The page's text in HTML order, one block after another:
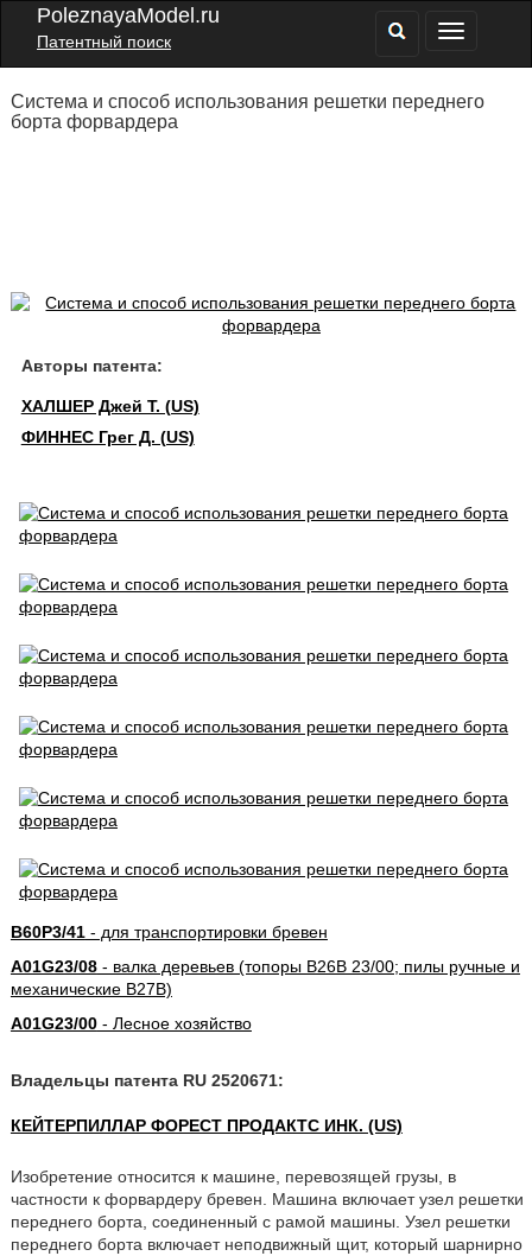
PoleznayaModel.ru
Патентный поиск
Система и способ использования решетки переднего
борта форвардера
Авторы патента:
ХАЛШЕР Джей Т. (US)
ФИННЕС Грег Д. (US)
B60P3/41- для транспортировки бревен
A01G23/08- валка деревьев (топоры B26B 23/00; пилы ручные и
механические B27B)
A01G23/00- Лесное хозяйство
Владельцы патента RU 2520671:
КЕЙТЕРПИЛЛАР ФОРЕСТ ПРОДАКТС ИНК. (US)
Изобретение относится к машине, перевозящей грузы, в
частности к форвардеру бревен. Машина включает узел решетки
переднего борта, соединенный с рамой машины. Узел решетки
переднего борта включает неподвижный щит, который шарнирно